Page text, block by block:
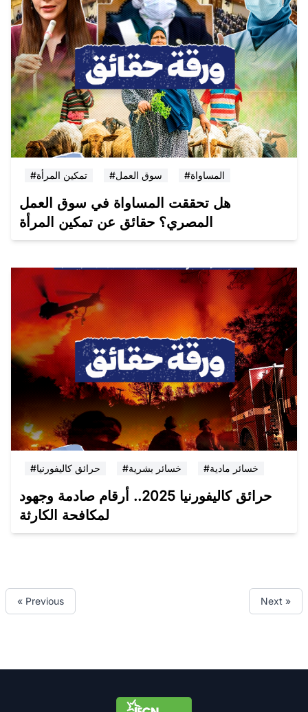
#تمكين المرأة #سوق العمل #المساواة
هل تحققت المساواة في سوق العمل
المصري؟ حقائق عن تمكين المرأة
#حرائق كاليفورنيا #خسائر بشرية #خسائر مادية
حرائق كاليفورنيا 2025.. أرقام صادمة وجهود
لمكافحة الكارثة
« Previous Next »